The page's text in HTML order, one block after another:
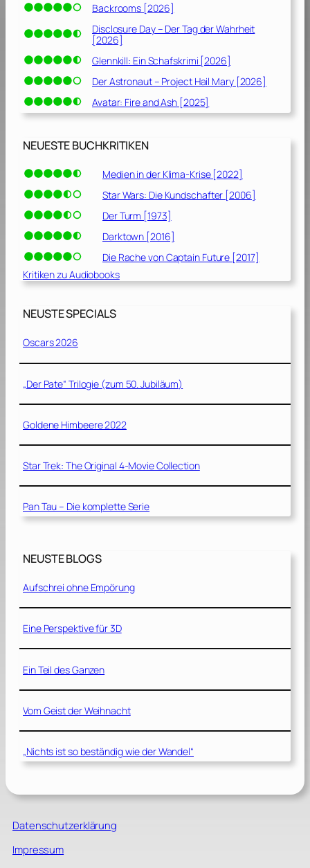
9
7
3
]
Backrooms [2026]
Disclosure Day – Der Tag der Wahrheit
[2026]
Glennkill: Ein Schafskrimi [2026]
Der Astronaut – Project Hail Mary [2026]
Avatar: Fire and Ash [2025]
NEUESTE BUCHKRITIKEN
Medien in der Klima-Krise [2022]
Star Wars: Die Kundschafter [2006]
Der Turm [1973]
Darktown [2016]
Die Rache von Captain Future [2017]
Kritiken zu Audiobooks
NEUSTE SPECIALS
Oscars 2026
„Der Pate“ Trilogie (zum 50. Jubiläum)
Goldene Himbeere 2022
Star Trek: The Original 4-Movie Collection
Pan Tau – Die komplette Serie
NEUSTE BLOGS
Aufschrei ohne Empörung
Eine Perspektive für 3D
Ein Teil des Ganzen
Vom Geist der Weihnacht
„Nichts ist so beständig wie der Wandel“
Datenschutzerklärung
Impressum